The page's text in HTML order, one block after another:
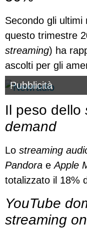
Secondo gli ultimi
questo trimestre
streaming) ha
ascolti per gli
Pubblicità
Il peso dello
demand
Lo streaming
Pandora eApple
totalizzato il 18%
YouTube
streaming